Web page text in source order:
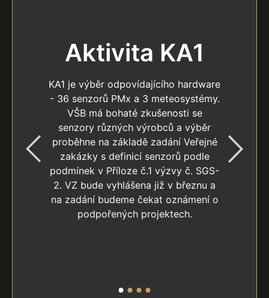
Aktivita KA1
KA1 je výběr odpovídajícího hardware
- 36 senzorů PMx a 3 meteosystémy.
VŠB má bohaté zkušenosti se
senzory různých výrobců a výběr
proběhne na základě zadání Veřejné
zakázky s definicí senzorů podle
podmínek v Příloze č.1 výzvy č. SGS-
2. VZ bude vyhlášena již v březnu a
na zadání budeme čekat oznámení o
podpořených projektech.